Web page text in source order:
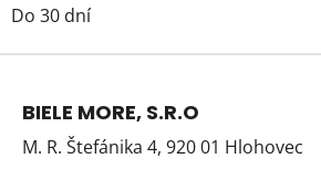
Do 30 dní
Z
BIELE MORE, S.R.O
M. R. Štefánika 4, 920 01 Hlohovec